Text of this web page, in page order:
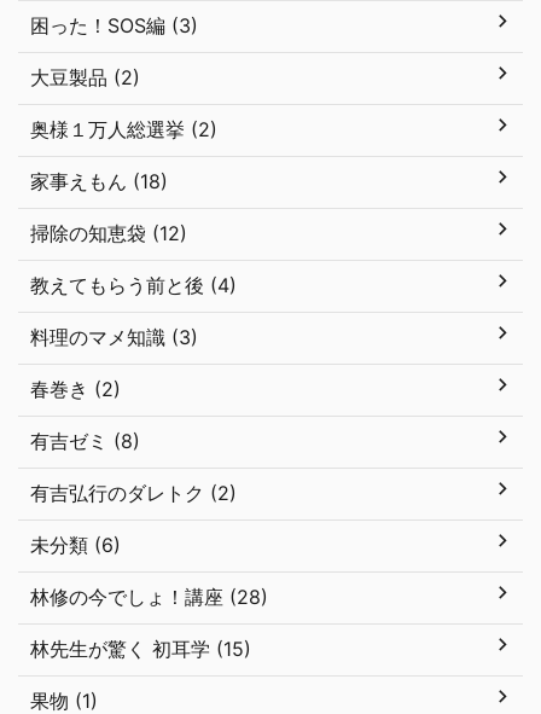
困った！SOS編 (3)
大豆製品 (2)
奥様１万人総選挙 (2)
家事えもん (18)
掃除の知恵袋 (12)
教えてもらう前と後 (4)
料理のマメ知識 (3)
春巻き (2)
有吉ゼミ (8)
有吉弘行のダレトク (2)
未分類 (6)
林修の今でしょ！講座 (28)
林先生が驚く 初耳学 (15)
果物 (1)